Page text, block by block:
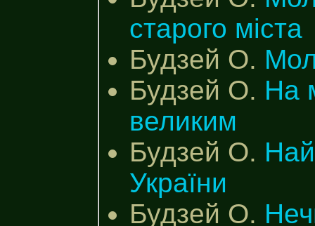
старого міста
Будзей О.
Будзей О. На
великим
Будзей О.
України
Будзей О.